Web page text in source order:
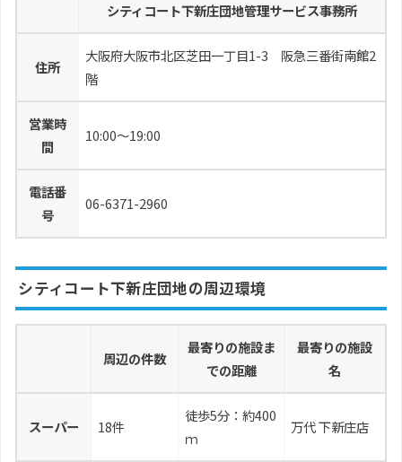
シティコート下新庄団地管理サービス事務所
住所
大阪府大阪市北区芝田一丁目1-3 阪急三番街南館2
階
営業時
間
10:00～19:00
電話番
号
06-6371-2960
シティコート下新庄団地の周辺環境
周辺の件数
最寄りの施設ま
での距離
最寄りの施設
名
スーパー 18件
徒歩5分：約400
ｍ
万代 下新庄店